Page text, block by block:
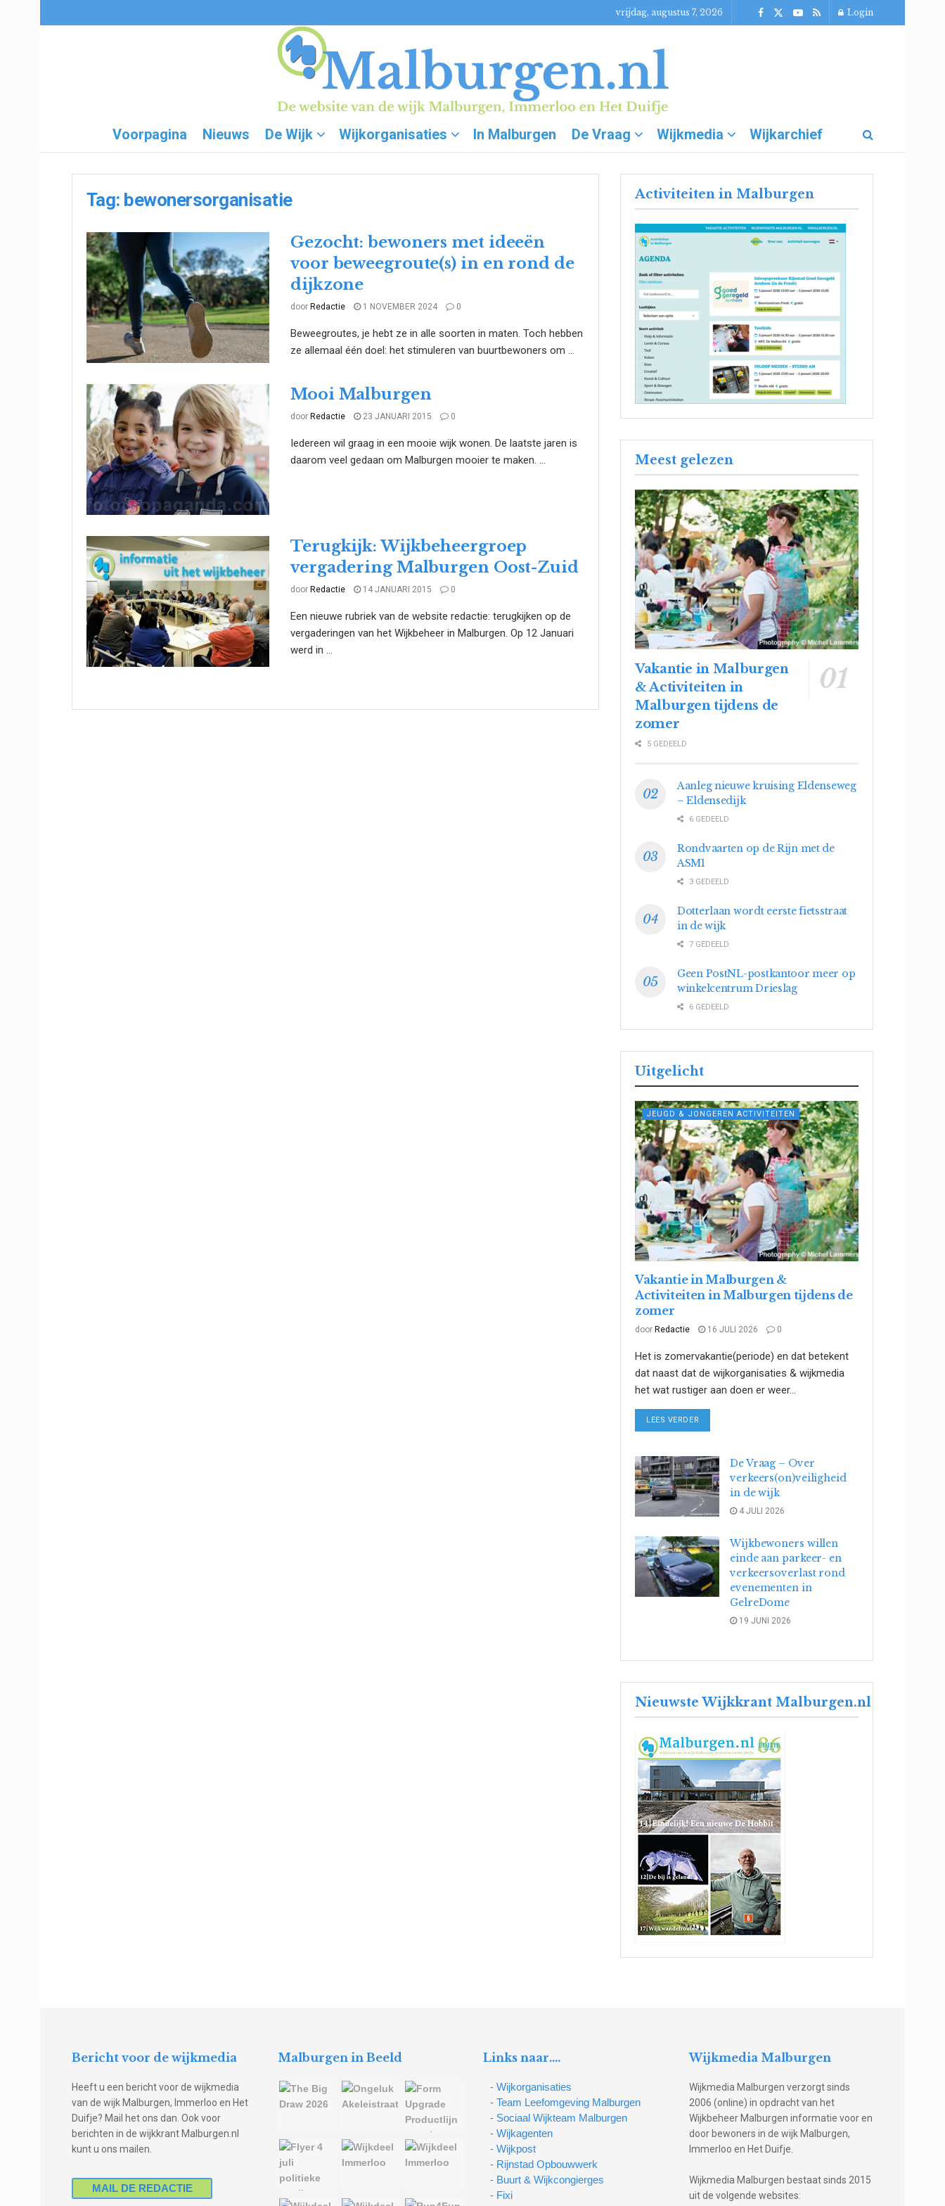
vrijdag, augustus 7, 2026 Login
Voorpagina Nieuws De Wijk Wijkorganisaties In Malburgen De Vraag Wijkmedia Wijkarchief
Tag: bewonersorganisatie
Gezocht: bewoners met ideeën
voor beweegroute(s) in en rond de
dijkzone
door Redactie 1 NOVEMBER 2024 0
Beweegroutes, je hebt ze in alle soorten in maten. Toch hebben
ze allemaal één doel: het stimuleren van buurtbewoners om ...
Mooi Malburgen
door Redactie 23 JANUARI 2015 0
Iedereen wil graag in een mooie wijk wonen. De laatste jaren is
daarom veel gedaan om Malburgen mooier te maken. ...
Terugkijk: Wijkbeheergroep
vergadering Malburgen Oost-Zuid
door Redactie 14 JANUARI 2015 0
Een nieuwe rubriek van de website redactie: terugkijken op de
vergaderingen van het Wijkbeheer in Malburgen. Op 12 Januari
werd in ...
Activiteiten in Malburgen
Meest gelezen
Vakantie in Malburgen
& Activiteiten in
Malburgen tijdens de
zomer
5 GEDEELD
Aanleg nieuwe kruising Eldenseweg
– Eldensedijk
6 GEDEELD
Rondvaarten op de Rijn met de
ASM1
3 GEDEELD
Dotterlaan wordt eerste fietsstraat
in de wijk
7 GEDEELD
Geen PostNL-postkantoor meer op
winkelcentrum Drieslag
6 GEDEELD
Uitgelicht
JEUGD & JONGEREN ACTIVITEITEN
Vakantie in Malburgen &
Activiteiten in Malburgen tijdens de
zomer
door Redactie 16 JULI 2026 0
Het is zomervakantie(periode) en dat betekent
dat naast dat de wijkorganisaties & wijkmedia
het wat rustiger aan doen er weer...
LEES VERDER
De Vraag – Over
verkeers(on)veiligheid
in de wijk
4 JULI 2026
Wijkbewoners willen
einde aan parkeer- en
verkeersoverlast rond
evenementen in
GelreDome
19 JUNI 2026
Nieuwste Wijkkrant Malburgen.nl
Bericht voor de wijkmedia
Heeft u een bericht voor de wijkmedia
van de wijk Malburgen, Immerloo en Het
Duifje? Mail het ons dan. Ook voor
berichten in de wijkkrant Malburgen.nl
kunt u ons mailen.
MAIL DE REDACTIE
Malburgen in Beeld Links naar….
- Wijkorganisaties
- Team Leefomgeving Malburgen
- Sociaal Wijkteam Malburgen
- Wijkagenten
- Wijkpost
- Rijnstad Opbouwwerk
- Buurt & Wijkcongierges
- Fixi
Wijkmedia Malburgen
Wijkmedia Malburgen verzorgt sinds
2006 (online) in opdracht van het
Wijkbeheer Malburgen informatie voor en
door bewoners in de wijk Malburgen,
Immerloo en Het Duifje.
Wijkmedia Malburgen bestaat sinds 2015
uit de volgende websites: